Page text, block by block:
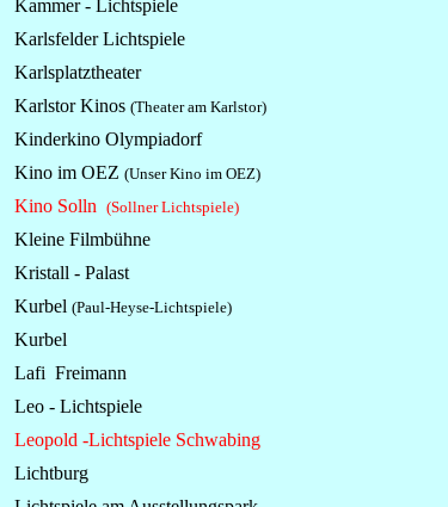
Kammer - Lichtspiele
Karlsfelder Lichtspiele
Karlsplatztheater
Karlstor Kinos (Theater am Karlstor)
Kinderkino Olympiadorf
Kino im OEZ (Unser Kino im OEZ)
Kino Solln (Sollner Lichtspiele)
Kleine Filmbühne
Kristall - Palast
Kurbel (Paul-Heyse-Lichtspiele)
Kurbel
Lafi Freimann
Leo - Lichtspiele
Leopold -Lichtspiele Schwabing
Lichtburg